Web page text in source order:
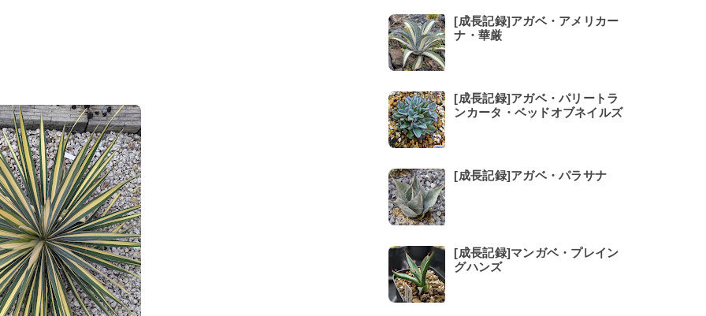
[成長記録]アガベ・アメリカー
ナ・華厳
[成長記録]アガベ・パリートラ
ンカータ・ベッドオブネイルズ
[成長記録]アガベ・パラサナ
[成長記録]マンガベ・プレイン
グハンズ